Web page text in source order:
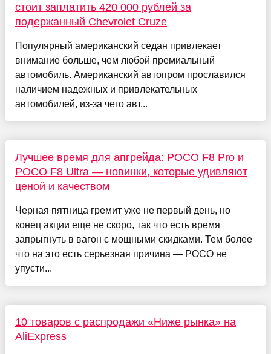
стоит заплатить 420 000 рублей за
подержанный Chevrolet Cruze
Популярный американский седан привлекает
внимание больше, чем любой премиальный
автомобиль. Американский автопром прославился
наличием надежных и привлекательных
автомобилей, из-за чего авт...
Лучшее время для апгрейда: POCO F8 Pro и
POCO F8 Ultra — новинки, которые удивляют
ценой и качеством
Черная пятница гремит уже не первый день, но
конец акции еще не скоро, так что есть время
запрыгнуть в вагон с мощными скидками. Тем более
что на это есть серьезная причина — POCO не
упусти...
10 товаров с распродажи «Ниже рынка» на
AliExpress